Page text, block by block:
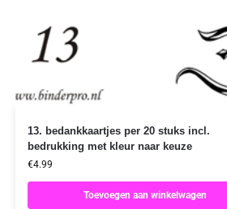
13. bedankkaartjes per 20 stuks incl.
bedrukking met kleur naar keuze
€4.99
Toevoegen aan winkelwagen